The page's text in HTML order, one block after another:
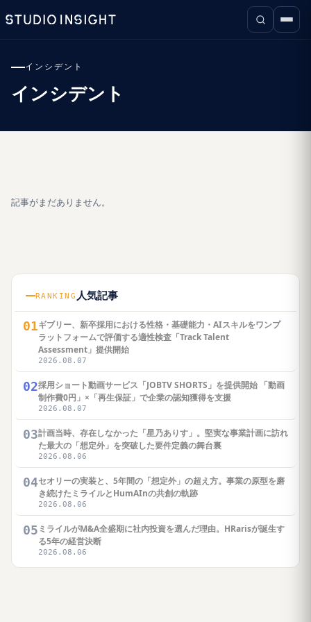
インシデント
インシデント
記事がまだありません。
RANKING 人気記事
01ギブリー、新卒採用における性格・基礎能力・AIスキルをワンプ
ラットフォームで評価する適性検査「Track Talent
Assessment」提供開始
2026.08.07
02採用ショート動画サービス「JOBTV SHORTS」を提供開始 「動画
制作費0円」×「再生保証」で企業の認知獲得を支援
2026.08.07
03計画当時、存在しなかった「星乃ありす」。堅実な事業計画に訪れ
た最大の「想定外」を突破した要件定義の舞台裏
2026.08.06
04セオリーの実装と、5年間の「想定外」の超え方。事業の原型を磨
き続けたミライルとHumAInの共創の軌跡
2026.08.06
05 ミライルがM&A全盛期に社内投資を選んだ理由。HRarisが誕生す
る5年の経営決断
2026.08.06